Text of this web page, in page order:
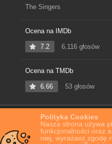
Polityka Cookies
Nasza strona używa
funkcjonalności oraz
niej, wyrażasz zgodę
The Singers
Ocena na IMDb
7.2 6,116 głosów
Ocena na TMDb
6.66 53 głosów
Film Online